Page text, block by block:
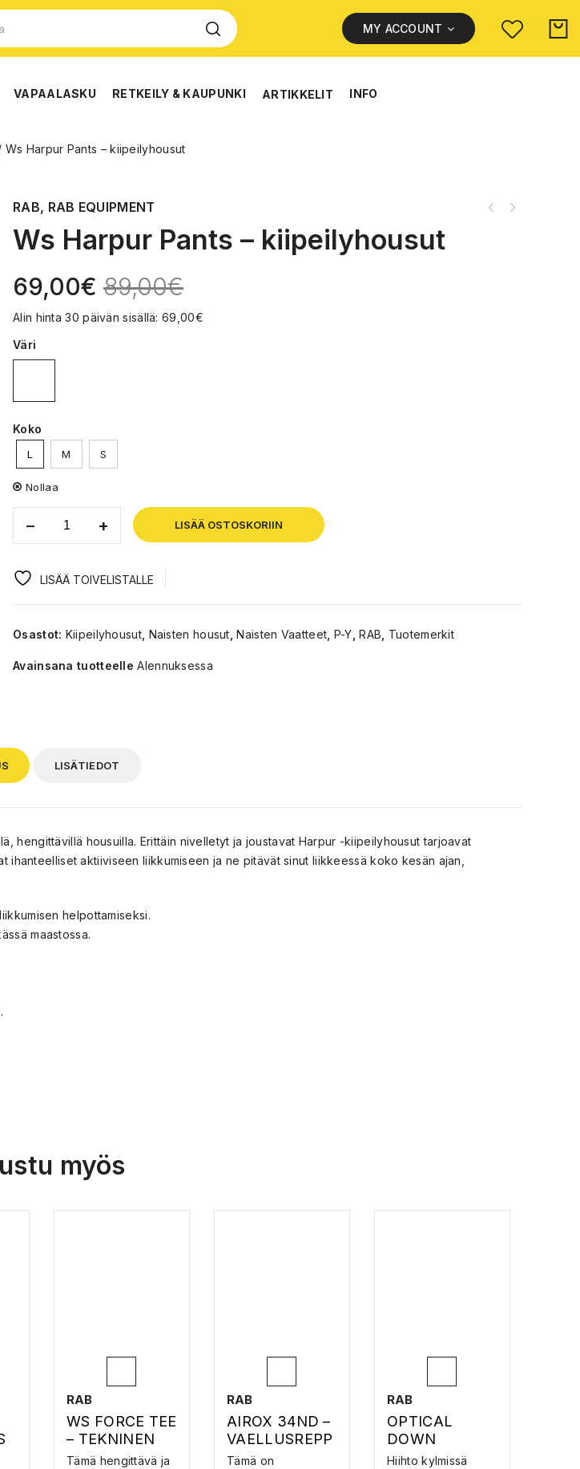
MY ACCOUNT
VAPAALASKU RETKEILY & KAUPUNKI ARTIKKELIT INFO
Ws Harpur Pants – kiipeilyhousut
RAB, RAB EQUIPMENT
Ws Harpur Pants – kiipeilyhousut
69,00€ 89,00€
Alin hinta 30 päivän sisällä:69,00€
Väri
Koko
L M S
Nollaa
LISÄÄ OSTOSKORIIN
LISÄÄ TOIVELISTALLE
Osastot: Kiipeilyhousut, Naisten housut ,Naisten Vaatteet P-Y ,RAB Tuotemerkit
Avainsana tuotteelleAlennuksessa
LISÄTIEDOT
hengittävillä housuilla. Erittäin nivelletyt ja joustavat Harpur -kiipeilyhousut tarjoavat
aktiiviseen liikkumiseen ja ne pitävät sinut liikkeessä koko kesän ajan,
helpottamiseksi.
maastossa.
myös
RAB
WS FORCE TEE
– TEKNINEN
PAITA
Tämä hengittävä ja
RAB
AIROX 34ND –
VAELLUSREPP
U
Tämä on
RAB
OPTICAL
DOWN
JACKET –
Hiihto kylmissä